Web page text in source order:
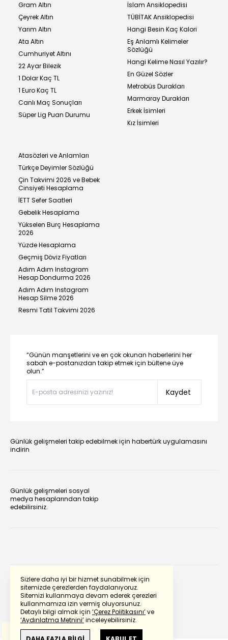
Sizlere daha iyi bir hizmet sunabilmek için
sitemizde çerezlerden faydalanıyoruz.
Sitemizi kullanmaya devam ederek çerezleri
kullanmamıza izin vermiş oluyorsunuz.
Detaylı bilgi almak için ‘Çerez Politikasını’ve
‘Aydınlatma Metnini’inceleyebilirsiniz.
Gram Altın
Çeyrek Altın
Yarım Altın
Ata Altın
Cumhuriyet Altını
22 Ayar Bilezik
1 Dolar Kaç TL
1 Euro Kaç TL
Canlı Maç Sonuçları
Süper Lig Puan Durumu
İslam Ansiklopedisi
TÜBİTAK Ansiklopedisi
Hangi Besin Kaç Kalori
Eş Anlamlı Kelimeler
Sözlüğü
Hangi Kelime Nasıl Yazılır?
En Güzel Sözler
Metrobüs Durakları
Marmaray Durakları
Erkek İsimleri
Kız İsimleri
Atasözleri ve Anlamları
Türkçe Deyimler Sözlüğü
Çin Takvimi 2026 ve Bebek
Cinsiyeti Hesaplama
İETT Sefer Saatleri
Gebelik Hesaplama
Yükselen Burç Hesaplama
2026
Yüzde Hesaplama
Geçmiş Döviz Fiyatları
Adım Adım Instagram
Hesap Dondurma 2026
Adım Adım Instagram
Hesap Silme 2026
Resmi Tatil Takvimi 2026
“Günün manşetlerini ve en çok okunan haberlerini her
sabah e-postanızdan takip etmek için bültene üye
olun.”
Kaydet
Günlük gelişmeleri takip edebilmek için habertürk uygulamasını
indirin
Günlük gelişmeleri sosyal
medya hesaplarından takip
edebilirsiniz.
Powered by Translate
Bu çevirideGoogle Transletekullanılmıştır.
Anlam ve çeviri hatalarından
haberturk.com